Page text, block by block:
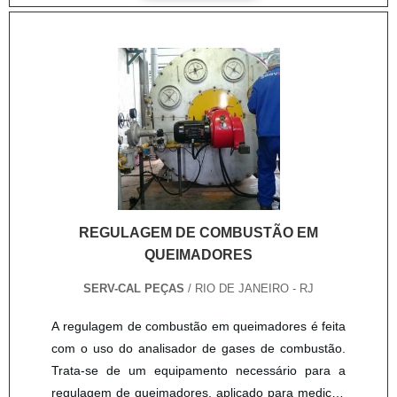
adequado e, consequentemente, promovendo mais
segurança para todos. EMPRESA ESPECIALIZADA
EM INSPEÇÕES DIMENSIONAISEstá procurando
por inspeção dimensional de caldeiraria e
tubulação? Prezando o que há de mais moderno, a
Serv-Cal traz inovações e variedades em serviço de
montagem, inspeção e manutenção de acordo com
rigorosos padrões de qualidade. Solicite um
REGULAGEM DE COMBUSTÃO EM
QUEIMADORES
SERV-CAL PEÇAS / RIO DE JANEIRO - RJ
A regulagem de combustão em queimadores é feita
com o uso do analisador de gases de combustão.
Trata-se de um equipamento necessário para a
regulagem de queimadores, aplicado para medição